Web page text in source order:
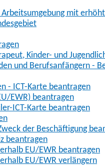
mit
Kinder- und
und Berufsanfängern -
- ICT-Karte beantragen
EWR) beantragen
ICT-Karte beantragen
der Beschäftigung
beantragen
EU/EWR beantragen
EU/EWR verlängern